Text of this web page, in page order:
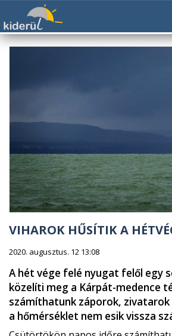
VIHAROK HŰSÍTIK A
2020. augusztus. 12 13:08
A hét vége felé nyugat felől egy
közelíti meg a Kárpát-medence
számíthatunk záporok, zivatarok
a hőmérséklet nem esik vissza